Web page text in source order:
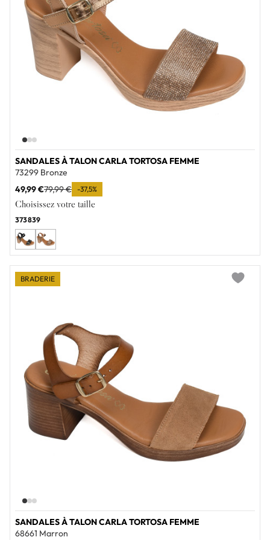
SANDALES À TALON CARLA TORTOSA FEMME
73299 Bronze
49,99 €79,99 € -37,5%
Choisissez votre taille
373839
SANDALES À TALON CARLA TORTOSA FEMME
68661 Marron
BRADERIE